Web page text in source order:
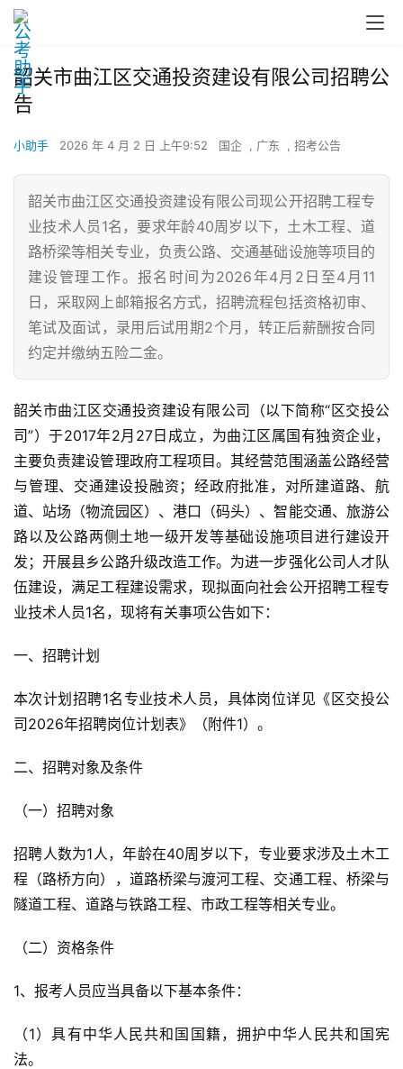
韶关市曲江区交通投资建设有限公司招聘公
告
小助手 2026 年 4 月 2 日 上午9:52 国企 , 广东 , 招考公告
韶关市曲江区交通投资建设有限公司现公开招聘工程专
业技术人员1名，要求年龄40周岁以下，土木工程、道
路桥梁等相关专业，负责公路、交通基础设施等项目的
建设管理工作。报名时间为2026年4月2日至4月11
日，采取网上邮箱报名方式，招聘流程包括资格初审、
笔试及面试，录用后试用期2个月，转正后薪酬按合同
约定并缴纳五险二金。
韶关市曲江区交通投资建设有限公司（以下简称“区交投公
司”）于2017年2月27日成立，为曲江区属国有独资企业，
主要负责建设管理政府工程项目。其经营范围涵盖公路经营
与管理、交通建设投融资；经政府批准，对所建道路、航
道、站场（物流园区）、港口（码头）、智能交通、旅游公
路以及公路两侧土地一级开发等基础设施项目进行建设开
发；开展县乡公路升级改造工作。为进一步强化公司人才队
伍建设，满足工程建设需求，现拟面向社会公开招聘工程专
业技术人员1名，现将有关事项公告如下：
一、招聘计划
本次计划招聘1名专业技术人员，具体岗位详见《区交投公
司2026年招聘岗位计划表》（附件1）。
二、招聘对象及条件
（一）招聘对象
招聘人数为1人，年龄在40周岁以下，专业要求涉及土木工
程（路桥方向），道路桥梁与渡河工程、交通工程、桥梁与
隧道工程、道路与铁路工程、市政工程等相关专业。
（二）资格条件
1、报考人员应当具备以下基本条件：
（1）具有中华人民共和国国籍，拥护中华人民共和国宪
法。